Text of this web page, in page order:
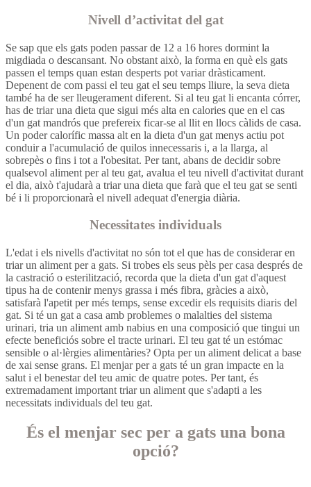
Nivell d’activitat del gat
Se sap que els gats poden passar de 12 a 16 hores dormint la
migdiada o descansant. No obstant això, la forma en què els gats
passen el temps quan estan desperts pot variar dràsticament.
Depenent de com passi el teu gat el seu temps lliure, la seva dieta
també ha de ser lleugerament diferent. Si al teu gat li encanta córrer,
has de triar una dieta que sigui més alta en calories que en el cas
d'un gat mandrós que prefereix ficar-se al llit en llocs càlids de casa.
Un poder calorífic massa alt en la dieta d'un gat menys actiu pot
conduir a l'acumulació de quilos innecessaris i, a la llarga, al
sobrepès o fins i tot a l'obesitat. Per tant, abans de decidir sobre
qualsevol aliment per al teu gat, avalua el teu nivell d'activitat durant
el dia, això t'ajudarà a triar una dieta que farà que el teu gat se senti
bé i li proporcionarà el nivell adequat d'energia diària.
Necessitates individuals
L'edat i els nivells d'activitat no són tot el que has de considerar en
triar un aliment per a gats. Si trobes els seus pèls per casa després de
la castració o esterilització, recorda que la dieta d'un gat d'aquest
tipus ha de contenir menys grassa i més fibra, gràcies a això,
satisfarà l'apetit per més temps, sense excedir els requisits diaris del
gat. Si té un gat a casa amb problemes o malalties del sistema
urinari, tria un aliment amb nabius en una composició que tingui un
efecte beneficiós sobre el tracte urinari. El teu gat té un estómac
sensible o al·lèrgies alimentàries? Opta per un aliment delicat a base
de xai sense grans. El menjar per a gats té un gran impacte en la
salut i el benestar del teu amic de quatre potes. Per tant, és
extremadament important triar un aliment que s'adapti a les
necessitats individuals del teu gat.
És el menjar sec per a gats una bona
opció?